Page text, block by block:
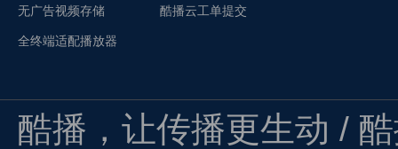
无广告视频存储
全终端适配播放器
酷播云工单提交
酷播，让传播更生动 /